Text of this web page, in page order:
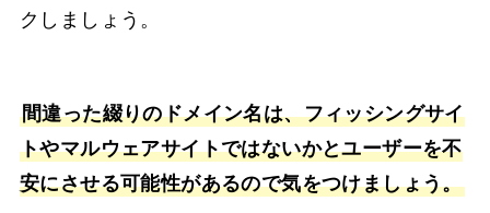
クしましょう。
間違った綴りのドメイン名は、フィッシングサイ
トやマルウェアサイトではないかとユーザーを不
安にさせる可能性があるので気をつけましょう。